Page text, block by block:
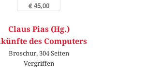
€ 45,00
Claus Pias (Hg.)
des Computers
Broschur, 304 Seiten
Vergriffen